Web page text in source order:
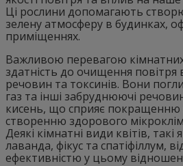
Ці рослини допомагають
зелену атмосферу в будинках,
приміщеннях.
Важливою перевагою кімнатних
здатність до очищення повітря
речовин та токсинів. Вони
газ та інші забруднюючі
кисень, що сприяє покращенню
створенню здорового
Деякі кімнатні види квітів, такі
лаванда, фікус та спатіфіллум,
ефективністю у цьому